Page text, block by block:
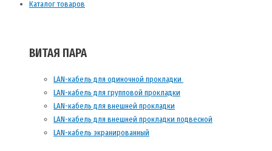
Каталог товаров
ВИТАЯ ПАРА
LAN-кабель для одиночной прокладки
LAN-кабель для групповой прокладки
LAN-кабель для внешней прокладки
LAN-кабель для внешней прокладки подвесной
LAN-кабель экранированный